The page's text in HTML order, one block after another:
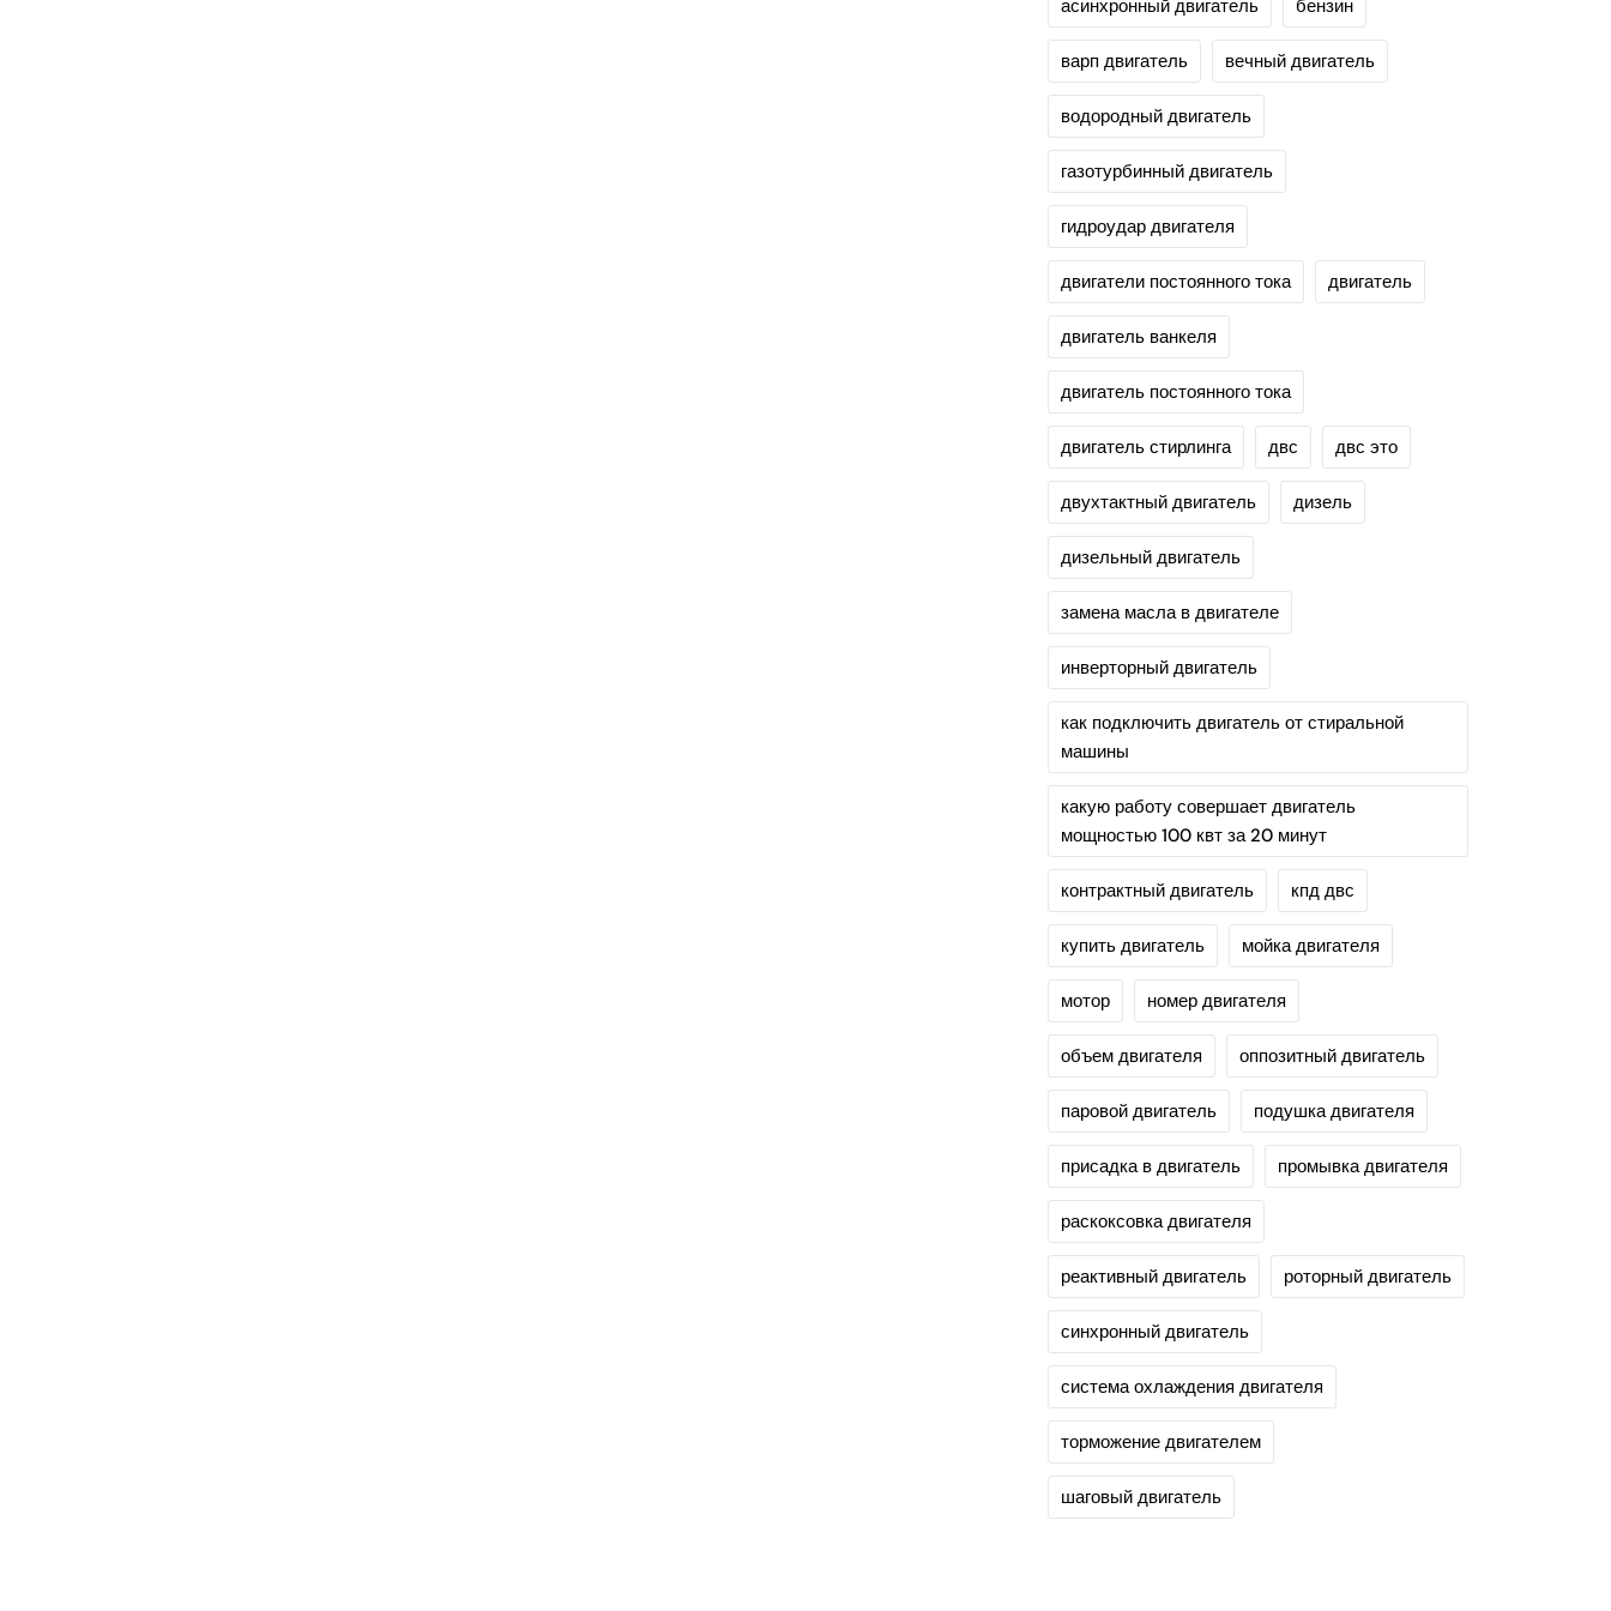
асинхронный двигатель бензин
варп двигатель вечный двигатель
водородный двигатель
газотурбинный двигатель
гидроудар двигателя
двигатели постоянного тока двигатель
двигатель ванкеля
двигатель постоянного тока
двигатель стирлинга двс двс это
двухтактный двигатель дизель
дизельный двигатель
замена масла в двигателе
инверторный двигатель
как подключить двигатель от стиральной
машины
какую работу совершает двигатель
мощностью 100 квт за 20 минут
контрактный двигатель кпд двс
купить двигатель мойка двигателя
мотор номер двигателя
объем двигателя оппозитный двигатель
паровой двигатель подушка двигателя
присадка в двигатель промывка двигателя
раскоксовка двигателя
реактивный двигатель роторный двигатель
синхронный двигатель
система охлаждения двигателя
торможение двигателем
шаговый двигатель